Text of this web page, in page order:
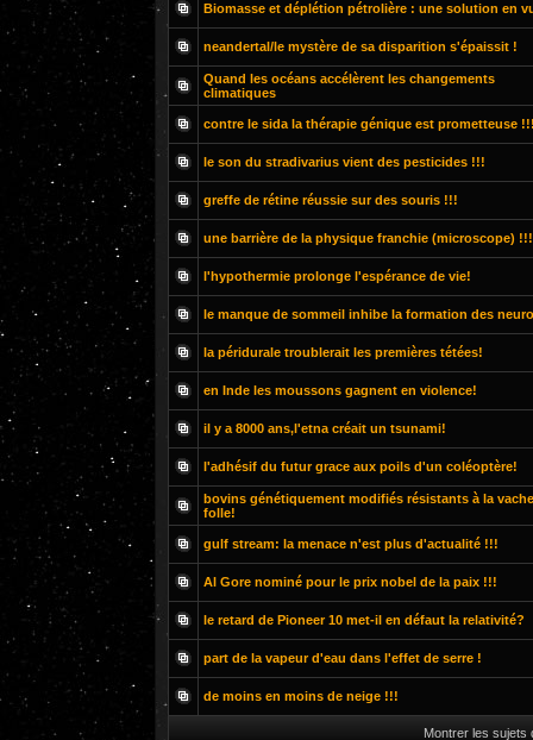
Biomasse et déplétion pétrolière : une solution en
neandertal/le mystère de sa disparition s'épaissit !
Quand les océans accélèrent les changements
climatiques
contre le sida la thérapie génique est prometteuse
le son du stradivarius vient des pesticides !!!
greffe de rétine réussie sur des souris !!!
une barrière de la physique franchie (microscope) !!!
l'hypothermie prolonge l'espérance de vie!
le manque de sommeil inhibe la formation des
la péridurale troublerait les premières tétées!
en Inde les moussons gagnent en violence!
il y a 8000 ans,l'etna créait un tsunami!
l'adhésif du futur grace aux poils d'un coléoptère!
bovins génétiquement modifiés résistants à la vache
folle!
gulf stream: la menace n'est plus d'actualité !!!
Al Gore nominé pour le prix nobel de la paix !!!
le retard de Pioneer 10 met-il en défaut la relativité?
part de la vapeur d'eau dans l'effet de serre !
de moins en moins de neige !!!
Montrer les sujets